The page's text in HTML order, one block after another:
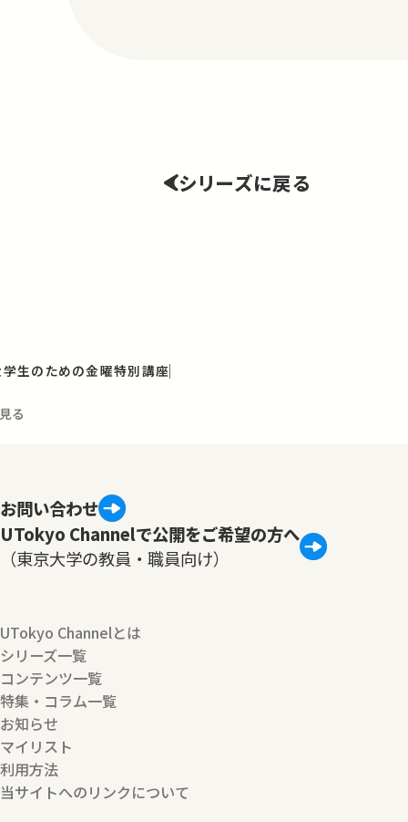
シリーズに戻る
生のための金曜特別講座
る
お問い合わせ
UTokyo Channelで公開をご希望の方へ
（東京大学の教員・職員向け）
UTokyo Channelとは
シリーズ一覧
コンテンツ一覧
特集・コラム一覧
お知らせ
マイリスト
利用方法
当サイトへのリンクについて